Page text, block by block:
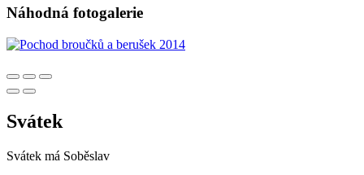
Náhodná fotogalerie
Svátek
Svátek má Soběslav